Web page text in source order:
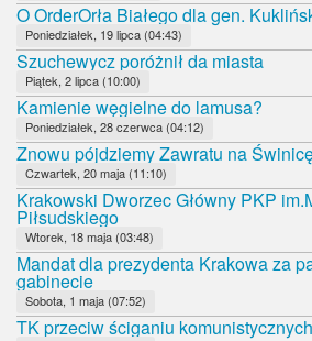
O OrderOrła Białego dla gen.
Poniedziałek, 19 lipca (04:43)
Szuchewycz poróżnił da miasta
Piątek, 2 lipca (10:00)
Kamienie węgielne do lamusa?
Poniedziałek, 28 czerwca (04:12)
Znowu pójdziemy Zawratu na
Czwartek, 20 maja (11:10)
Krakowski Dworzec Główny PKP
Piłsudskiego
Wtorek, 18 maja (03:48)
Mandat dla prezydenta Krakowa za
gabinecie
Sobota, 1 maja (07:52)
TK przeciw ściganiu